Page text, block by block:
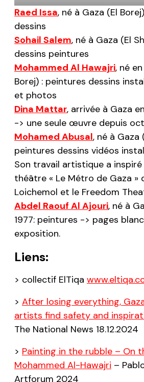
Raed Issa, né à Gaza (El
dessins
Sohail Salem, né à Gaza (El
dessins peintures
Mohammed Al Hawajri, né
Borej) : peintures dessins
et photos
Dina Mattar, arrivée à Gaza
-> une seule œuvre depuis
Mohamed Abusal, né à Gaza
peintures dessins vidéos
Son travail artistique a
théâtre « Le Métro de Gaza »
Loichemol et le Freedom
Abdel Raouf Al Ajouri, né à
1977: peintures -> pages
exposition.
Liens:
> collectif ElTiqa
> After losing everything,
artists find safety and
The National News 18.12.2024
> Painting in the rubble – On
Mohammed Al-Hawajri –
Artforum 2024